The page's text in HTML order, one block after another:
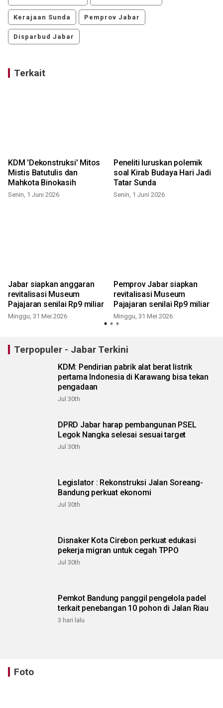
Kerajaan Sunda Pemprov Jabar
Disparbud Jabar
Terkait
KDM 'Dekonstruksi' Mitos
Mistis Batutulis dan
Mahkota Binokasih
Senin, 1 Juni 2026
Peneliti luruskan polemik
soal Kirab Budaya Hari Jadi
Tatar Sunda
Senin, 1 Juni 2026
Jabar siapkan anggaran
revitalisasi Museum
Pajajaran senilai Rp9 miliar
Minggu, 31 Mei 2026
Pemprov Jabar siapkan
revitalisasi Museum
Pajajaran senilai Rp9 miliar
Minggu, 31 Mei 2026
Terpopuler - Jabar Terkini
KDM: Pendirian pabrik alat berat listrik
pertama Indonesia di Karawang bisa tekan
pengadaan
Jul 30th
DPRD Jabar harap pembangunan PSEL
Legok Nangka selesai sesuai target
Jul 30th
Legislator : Rekonstruksi Jalan Soreang-
Bandung perkuat ekonomi
Jul 30th
Disnaker Kota Cirebon perkuat edukasi
pekerja migran untuk cegah TPPO
Jul 30th
Pemkot Bandung panggil pengelola padel
terkait penebangan 10 pohon di Jalan Riau
3 hari lalu
Foto